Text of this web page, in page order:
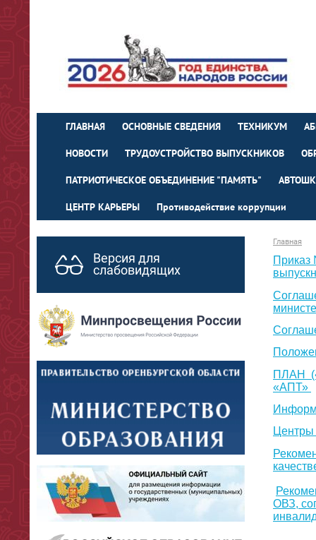
ГЛАВНАЯ ОСНОВНЫЕ СВЕДЕНИЯ ТЕХНИКУМ
НОВОСТИ ТРУДОУСТРОЙСТВО ВЫПУСКНИКОВ
ПАТРИОТИЧЕСКОЕ ОБЪЕДИНЕНИЕ "ПАМЯТЬ"
ЦЕНТР КАРЬЕРЫ Противодействие коррупции
Версия для
слабовидящих
Главная
Приказ
ПЛАН
«АПТ»
Центры
ОВЗ,